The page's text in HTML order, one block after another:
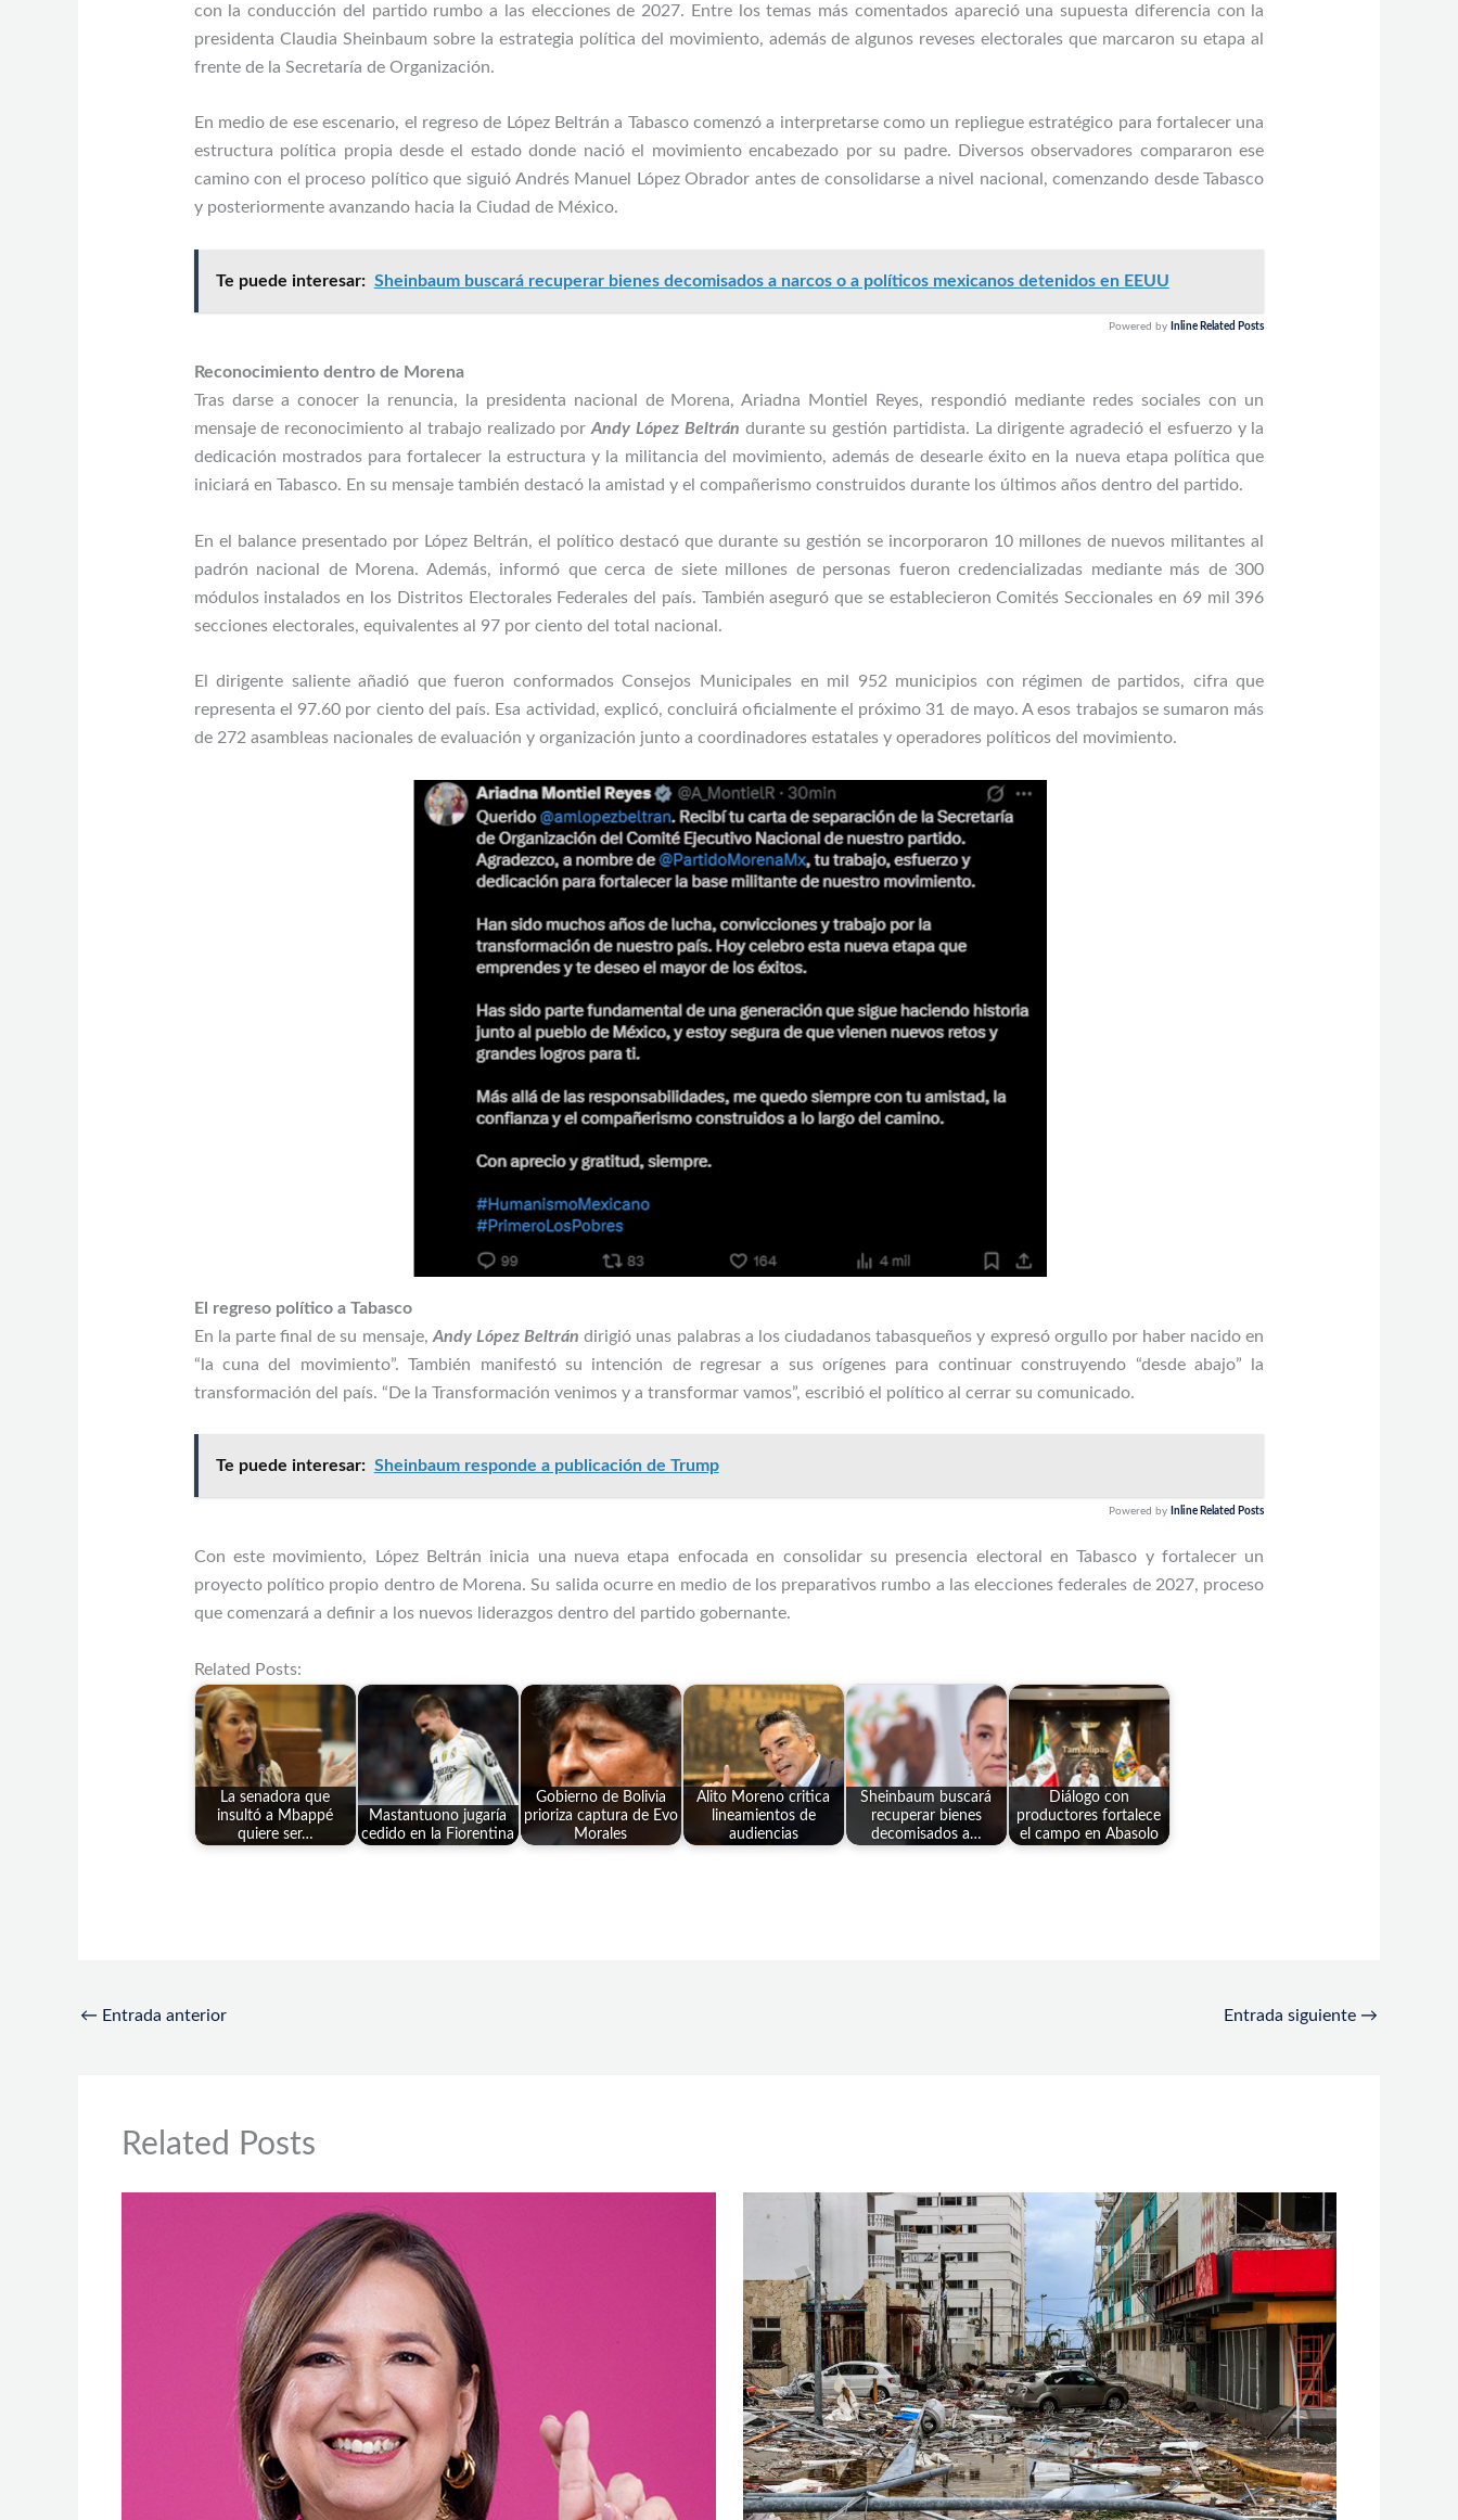
con la conducción del partido rumbo a las elecciones de 2027. Entre los temas más comentados apareció una supuesta diferencia con la
presidenta Claudia Sheinbaum sobre la estrategia política del movimiento, además de algunos reveses electorales que marcaron su etapa al
frente de la Secretaría de Organización.
En medio de ese escenario, el regreso de López Beltrán a Tabasco comenzó a interpretarse como un repliegue estratégico para fortalecer una
estructura política propia desde el estado donde nació el movimiento encabezado por su padre. Diversos observadores compararon ese
camino con el proceso político que siguió Andrés Manuel López Obrador antes de consolidarse a nivel nacional, comenzando desde Tabasco
y posteriormente avanzando hacia la Ciudad de México.
Te puede interesar: Sheinbaum buscará recuperar bienes decomisados a narcos o a políticos mexicanos detenidos en EEUU
Powered by Inline Related Posts
Reconocimiento dentro de Morena
Tras darse a conocer la renuncia, la presidenta nacional de Morena, Ariadna Montiel Reyes, respondió mediante redes sociales con un
mensaje de reconocimiento al trabajo realizado porAndy López Beltrán durante su gestión partidista. La dirigente agradeció el esfuerzo y la
dedicación mostrados para fortalecer la estructura y la militancia del movimiento, además de desearle éxito en la nueva etapa política que
iniciará en Tabasco. En su mensaje también destacó la amistad y el compañerismo construidos durante los últimos años dentro del partido.
En el balance presentado por López Beltrán, el político destacó que durante su gestión se incorporaron 10 millones de nuevos militantes al
padrón nacional de Morena. Además, informó que cerca de siete millones de personas fueron credencializadas mediante más de 300
módulos instalados en los Distritos Electorales Federales del país. También aseguró que se establecieron Comités Seccionales en 69 mil 396
secciones electorales, equivalentes al 97 por ciento del total nacional.
El dirigente saliente añadió que fueron conformados Consejos Municipales en mil 952 municipios con régimen de partidos, cifra que
representa el 97.60 por ciento del país. Esa actividad, explicó, concluirá oficialmente el próximo 31 de mayo. A esos trabajos se sumaron más
de 272 asambleas nacionales de evaluación y organización junto a coordinadores estatales y operadores políticos del movimiento.
El regreso político a Tabasco
En la parte final de su mensaje, Andy López Beltrán dirigió unas palabras a los ciudadanos tabasqueños y expresó orgullo por haber nacido en
“la cuna del movimiento”. También manifestó su intención de regresar a sus orígenes para continuar construyendo “desde abajo” la
transformación del país. “De la Transformación venimos y a transformar vamos”, escribió el político al cerrar su comunicado.
Te puede interesar: Sheinbaum responde a publicación de Trump
Powered by Inline Related Posts
Con este movimiento, López Beltrán inicia una nueva etapa enfocada en consolidar su presencia electoral en Tabasco y fortalecer un
proyecto político propio dentro de Morena. Su salida ocurre en medio de los preparativos rumbo a las elecciones federales de 2027, proceso
que comenzará a definir a los nuevos liderazgos dentro del partido gobernante.
Related Posts:
La senadora que
insultó a Mbappé
quiere ser…
Mastantuono jugaría
cedido en la Fiorentina
Gobierno de Bolivia
prioriza captura de Evo
Morales
Alito Moreno critica
lineamientos de
audiencias
Sheinbaum buscará
recuperar bienes
decomisados a…
Diálogo con
productores fortalece
el campo en Abasolo
← Entrada anterior Entrada siguiente →
Related Posts